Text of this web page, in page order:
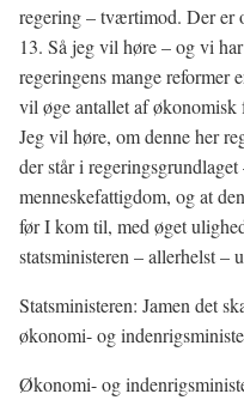
regering – tværtimod. Der er
13. Så jeg vil høre – og vi
regeringens mange reformer
vil øge antallet af økonomisk
Jeg vil høre, om denne her
der står i
menneskefattigdom, og at
før I kom til, med øget
statsministeren – allerhelst –
Statsministeren: Jamen det
økonomi- og
Økonomi- og